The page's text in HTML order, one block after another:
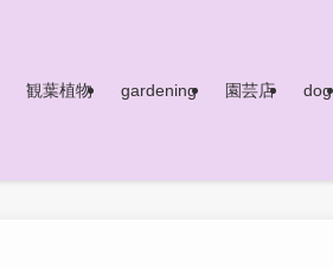
観葉植物 gardening 園芸店 dog